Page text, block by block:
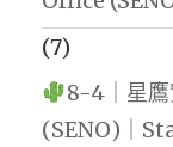
(7)
8-4｜星鷹
(SENO)｜